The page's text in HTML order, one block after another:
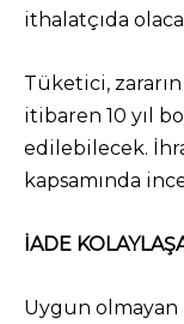
ithalatçıda
Tüketici,
itibaren 10 yıl
edilebilecek.
kapsamında
İADE
Uygun